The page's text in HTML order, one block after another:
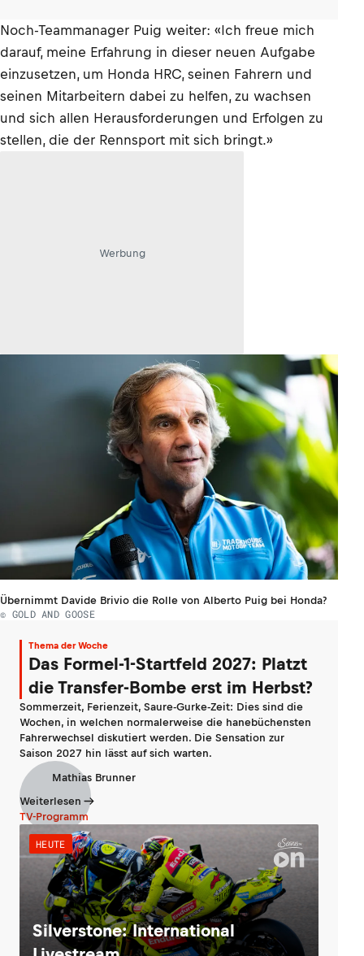
Noch-Teammanager Puig weiter: «Ich freue mich
darauf, meine Erfahrung in dieser neuen Aufgabe
einzusetzen, um Honda HRC, seinen Fahrern und
seinen Mitarbeitern dabei zu helfen, zu wachsen
und sich allen Herausforderungen und Erfolgen zu
stellen, die der Rennsport mit sich bringt.»
Werbung
Übernimmt Davide Brivio die Rolle von Alberto Puig bei Honda?
© GOLD AND GOOSE
Thema der Woche
Das Formel-1-Startfeld 2027: Platzt
die Transfer-Bombe erst im Herbst?
Sommerzeit, Ferienzeit, Saure-Gurke-Zeit: Dies sind die
Wochen, in welchen normalerweise die hanebüchensten
Fahrerwechsel diskutiert werden. Die Sensation zur
Saison 2027 hin lässt auf sich warten.
Mathias Brunner
Weiterlesen
TV-Programm
HEUTE
Silverstone: International